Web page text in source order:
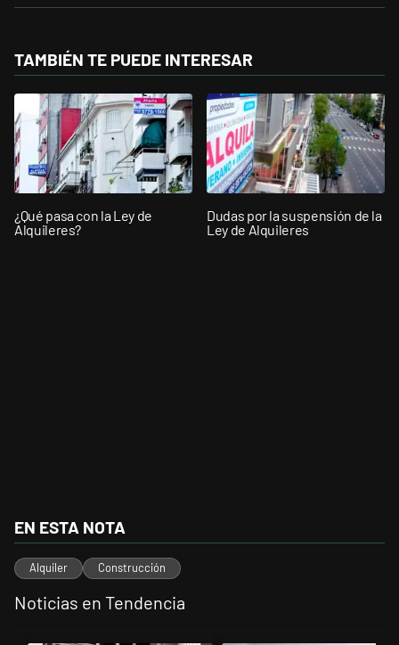
TAMBIÉN TE PUEDE INTERESAR
¿Qué pasa con la Ley de
Alquileres?
Dudas por la suspensión de la
Ley de Alquileres
EN ESTA NOTA
Alquiler Construcción
Noticias en Tendencia